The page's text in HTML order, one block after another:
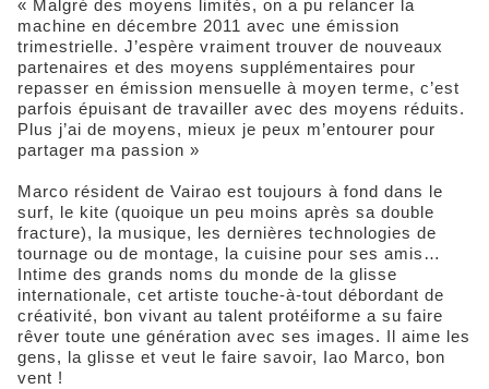
« Malgré des moyens limités, on a pu relancer la
machine en décembre 2011 avec une émission
trimestrielle. J’espère vraiment trouver de nouveaux
partenaires et des moyens supplémentaires pour
repasser en émission mensuelle à moyen terme, c’est
parfois épuisant de travailler avec des moyens réduits.
Plus j’ai de moyens, mieux je peux m’entourer pour
partager ma passion »
Marco résident de Vairao est toujours à fond dans le
surf, le kite (quoique un peu moins après sa double
fracture), la musique, les dernières technologies de
tournage ou de montage, la cuisine pour ses amis…
Intime des grands noms du monde de la glisse
internationale, cet artiste touche-à-tout débordant de
créativité, bon vivant au talent protéiforme a su faire
rêver toute une génération avec ses images. Il aime les
gens, la glisse et veut le faire savoir, Iao Marco, bon
vent !